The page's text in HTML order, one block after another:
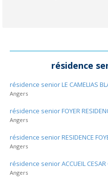
résidence
résidence senior LE CAMELIAS
Angers
résidence senior FOYER
Angers
résidence senior RESIDENCE
Angers
résidence senior ACCUEIL CESAR
Angers